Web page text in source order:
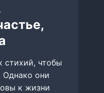
стихий, чтобы
Однако они
к жизни